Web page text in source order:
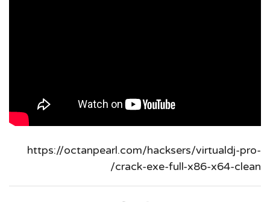
https://octanpearl.com/hacksers/virtualdj-pro-
crack-exe-full-x86-x64-clean/